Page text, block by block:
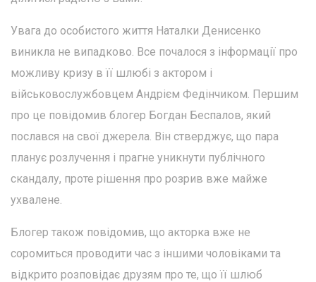
Увага до особистого життя Наталки Денисенко
виникла не випадково. Все почалося з інформації про
можливу кризу в її шлюбі з актором і
військовослужбовцем Андрієм Федінчиком. Першим
про це повідомив блогер Богдан Беспалов, який
послався на свої джерела. Він стверджує, що пара
планує розлучення і прагне уникнути публічного
скандалу, проте рішення про розрив вже майже
ухвалене.
Блогер також повідомив, що акторка вже не
соромиться проводити час з іншими чоловіками та
відкрито розповідає друзям про те, що її шлюб